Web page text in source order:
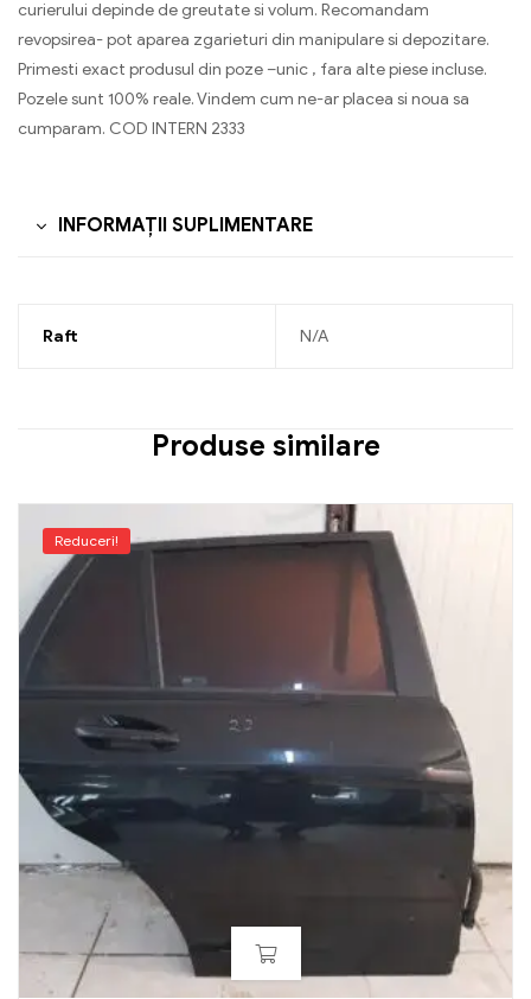
curierului depinde de greutate si volum. Recomandam
revopsirea- pot aparea zgarieturi din manipulare si depozitare.
Primesti exact produsul din poze –unic , fara alte piese incluse.
Pozele sunt 100% reale. Vindem cum ne-ar placea si noua sa
cumparam. COD INTERN 2333
INFORMAȚII SUPLIMENTARE
Raft N/A
Produse similare
Reduceri!